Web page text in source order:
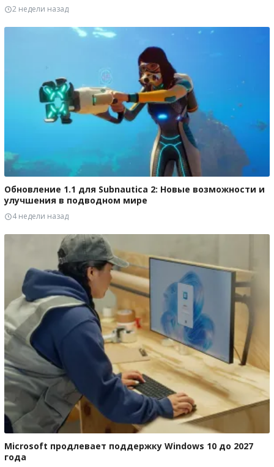
2 недели назад
Обновление 1.1 для Subnautica 2: Новые возможности и
улучшения в подводном мире
4 недели назад
Microsoft продлевает поддержку Windows 10 до 2027
года